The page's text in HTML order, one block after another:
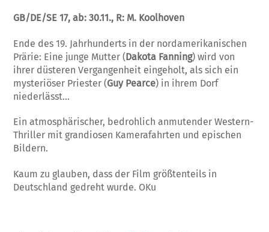
GB/DE/SE 17,ab: 30.11., R: M. Koolhoven
Ende des 19. Jahrhunderts in der nordamerikanischen
Prärie: Eine junge Mutter (Dakota Fanning) wird von
ihrer düsteren Vergangenheit eingeholt, als sich ein
mysteriöser Priester (Guy Pearce) in ihrem Dorf
niederlässt…
Ein atmosphärischer, bedrohlich anmutender Western-
Thriller mit grandiosen Kamerafahrten und epischen
Bildern.
Kaum zu glauben, dass der Film größtenteils in
Deutschland gedreht wurde. OKu